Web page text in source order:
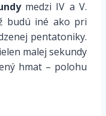
medzi IV a V.
budú iné ako pri
pentatoniky.
malej sekundy
hmat – polohu